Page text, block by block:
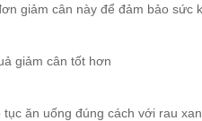
giảm cân này để đảm bảo sức
giảm cân tốt hơn
ăn uống đúng cách với rau